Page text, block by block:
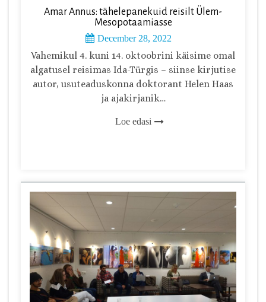
Amar Annus: tähelepanekuid reisilt Ülem-
Mesopotaamiasse
December 28, 2022
Vahemikul 4. kuni 14. oktoobrini käisime omal
algatusel reisimas Ida-Türgis – siinse kirjutise
autor, usuteaduskonna doktorant Helen Haas
ja ajakirjanik…
Loe edasi